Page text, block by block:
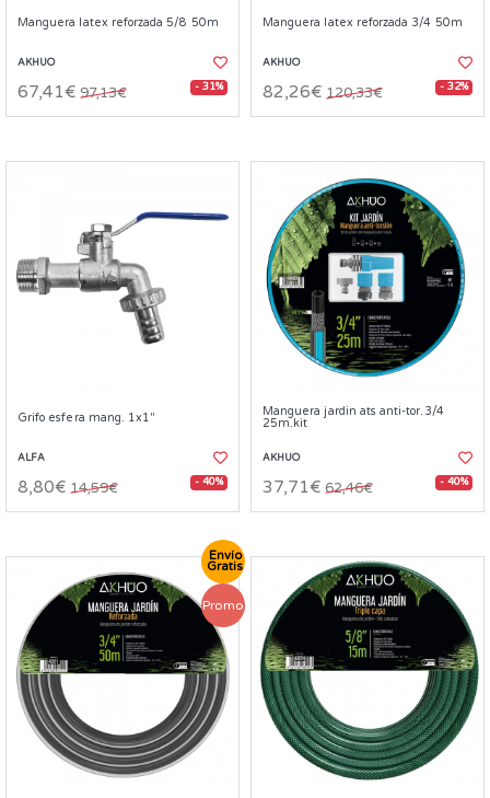
Manguera latex reforzada 5/8 50m
AKHUO
67,41€ 97,13€ - 31%
Manguera latex reforzada 3/4 50m
AKHUO
82,26€ 120,33€ - 32%
Grifo esfera mang. 1x1"
ALFA
8,80€ 14,59€ - 40%
Manguera jardin ats anti-tor.3/4
25m.kit
AKHUO
37,71€ 62,46€ - 40%
Envío
Gratis
Promo